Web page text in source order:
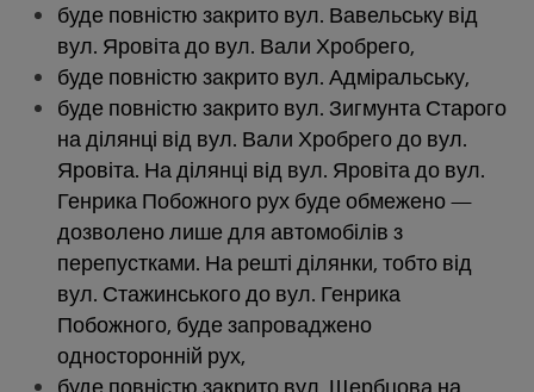
буде повністю закрито вул. Вавельську від
вул. Яровіта до вул. Вали Хробрего,
буде повністю закрито вул. Адміральську,
буде повністю закрито вул. Зигмунта Старого
на ділянці від вул. Вали Хробрего до вул.
Яровіта. На ділянці від вул. Яровіта до вул.
Генрика Побожного рух буде обмежено —
дозволено лише для автомобілів з
перепустками. На решті ділянки, тобто від
вул. Стажинського до вул. Генрика
Побожного, буде запроваджено
односторонній рух,